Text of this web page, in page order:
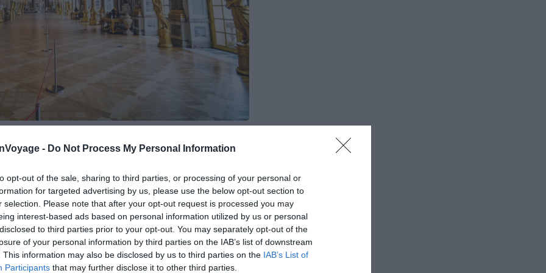
- Do Not Process My Personal Information
opt-out of the sale, sharing to third parties, or processing of your personal or
for targeted advertising by us, please use the below opt-out section to
selection. Please note that after your opt-out request is processed you may
interest-based ads based on personal information utilized by us or personal
to third parties prior to your opt-out. You may separately opt-out of the
of your personal information by third parties on the IAB’s list of downstream
This information may also be disclosed by us to third parties on the IAB’s List of
Participants that may further disclose it to other third parties.
grandeur de la monarchie française et offre une
royal des XVIIe et XVIIIe siècles.
1661, le château de Versailles est classé au
1979. La majestueuse Galerie des Glaces, conçue
Les Grands Appartements du Roi et de la Reine
: ils se composent d’une enfilade de salons